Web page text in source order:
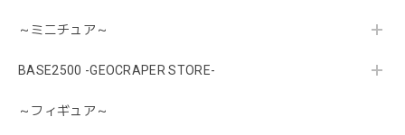
～ミニチュア～
BASE2500 -GEOCRAPER STORE-
～フィギュア～